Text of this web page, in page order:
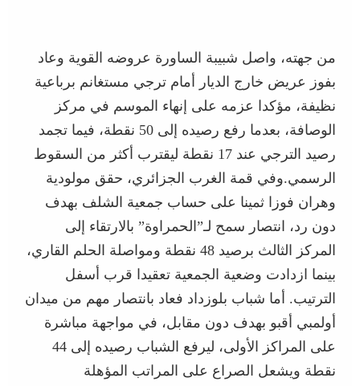
من جهته، واصل شبيبة الساورة عروضه القوية وعاد
بفوز عريض خارج الديار أمام ترجي مستغانم برباعية
نظيفة، مؤكدا عزمه على إنهاء الموسم في مركز
الوصافة، بعدما رفع رصيده إلى 50 نقطة، فيما تجمد
رصيد الترجي عند 17 نقطة ليقترب أكثر من السقوط
الرسمي.وفي قمة الغرب الجزائري، حقق مولودية
وهران فوزا ثمينا على حساب جمعية الشلف بهدف
دون رد، انتصار سمح لـ”الحمراوة” بالارتقاء إلى
المركز الثالث برصيد 48 نقطة ومواصلة الحلم القاري،
بينما ازدادت وضعية الجمعية تعقيدا قرب أسفل
الترتيب. أما شباب بلوزداد فعاد بانتصار مهم من ميدان
أولمبي أقبو بهدف دون مقابل، في مواجهة مباشرة
على المراكز الأولى، ليرفع الشباب رصيده إلى 44
نقطة ويشعل الصراع على المراتب المؤهلة